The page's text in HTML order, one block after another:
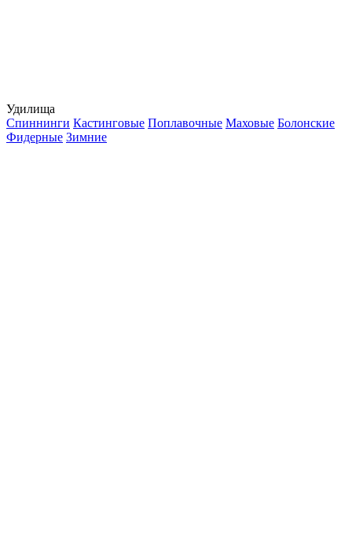
Удилища
Спиннинги Кастинговые Поплавочные Маховые Болонские
Фидерные Зимние